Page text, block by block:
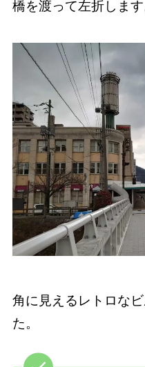
橋を渡って左折します
角に見えるレトロな
た。